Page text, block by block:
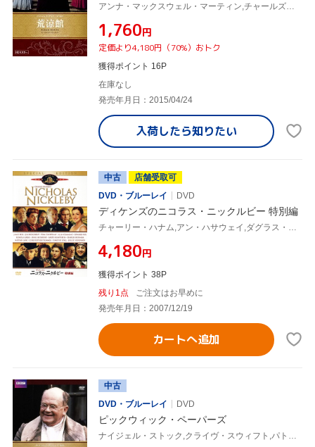
アンナ・マックスウェル・マーティン,チャールズ・ダンス,キャリー・マリガン,チャールズ・ディケンズ(原作)
¥1,760円
定価より4,180円（70%）おトク
獲得ポイント 16P
在庫なし
発売年月日：2015/04/24
入荷したら知りたい
中古
店舗受取可
DVD・ブルーレイ
DVD
ディケンズのニコラス・ニックルビー 特別編
¥4,180円
獲得ポイント 38P
残り1点
ご注文はお早めに
発売年月日：2007/12/19
カートへ追加
中古
DVD・ブルーレイ
DVD
ピックウィック・ペーパーズ